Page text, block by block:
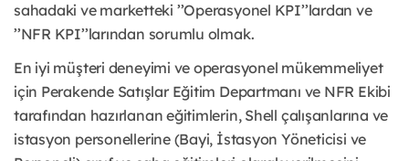
sahadaki ve marketteki ’’Operasyonel KPI’’lardan ve
’’NFR KPI’’larından sorumlu olmak.
En iyi müşteri deneyimi ve operasyonel mükemmeliyet
için Perakende Satışlar Eğitim Departmanı ve NFR Ekibi
tarafından hazırlanan eğitimlerin, Shell çalışanlarına ve
istasyon personellerine (Bayi, İstasyon Yöneticisi ve